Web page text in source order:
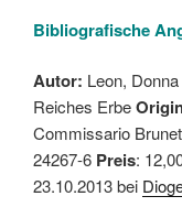
Bibliografische
Autor: Leon, Donna
Reiches Erbe
Commissario
24267-6 Preis:
23.10.2013 bei